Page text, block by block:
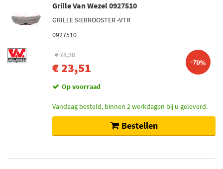
Grille Van Wezel 0927510
GRILLE SIERROOSTER -VTR
0927510
€ 78,38
€ 23,51 -70%
Op voorraad
Vandaag besteld, binnen 2 werkdagen bij u geleverd.
Bestellen